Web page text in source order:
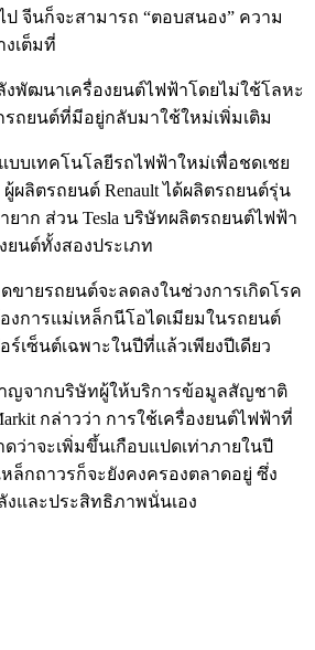
ป จีนก็จะสามารถ “ตอบสนอง” ความ
งเต็มที่
พัฒนาเครื่องยนต์ไฟฟ้าโดยไม่ใช้โลหะ
รถยนต์ที่มีอยู่กลับมาใช้ใหม่เพิ่มเติม
บบเทคโนโลยีรถไฟฟ้าใหม่เพื่อชดเชย
ผลิตรถยนต์ Renault ได้ผลิตรถยนต์รุ่น
ยาก ส่วน Tesla บริษัทผลิตรถยนต์ไฟฟ้า
ยนต์ทั้งสองประเภท
ขายรถยนต์จะลดลงในช่วงการเกิดโรค
การแม่เหล็กนีโอไดเมียมในรถยนต์
ร์เซ็นต์เฉพาะในปีที่แล้วเพียงปีเดียว
าญจากบริษัทผู้ให้บริการข้อมูลสัญชาติ
กล่าวว่า การใช้เครื่องยนต์ไฟฟ้าที่
ว่าจะเพิ่มขึ้นเกือบแปดเท่าภายในปี
หล็กถาวรก็จะยังคงครองตลาดอยู่ ซึ่ง
งและประสิทธิภาพนั่นเอง